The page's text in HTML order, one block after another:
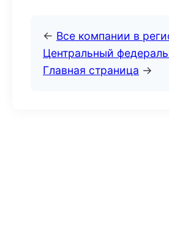
← Все компании в
Центральный
Главная страница →